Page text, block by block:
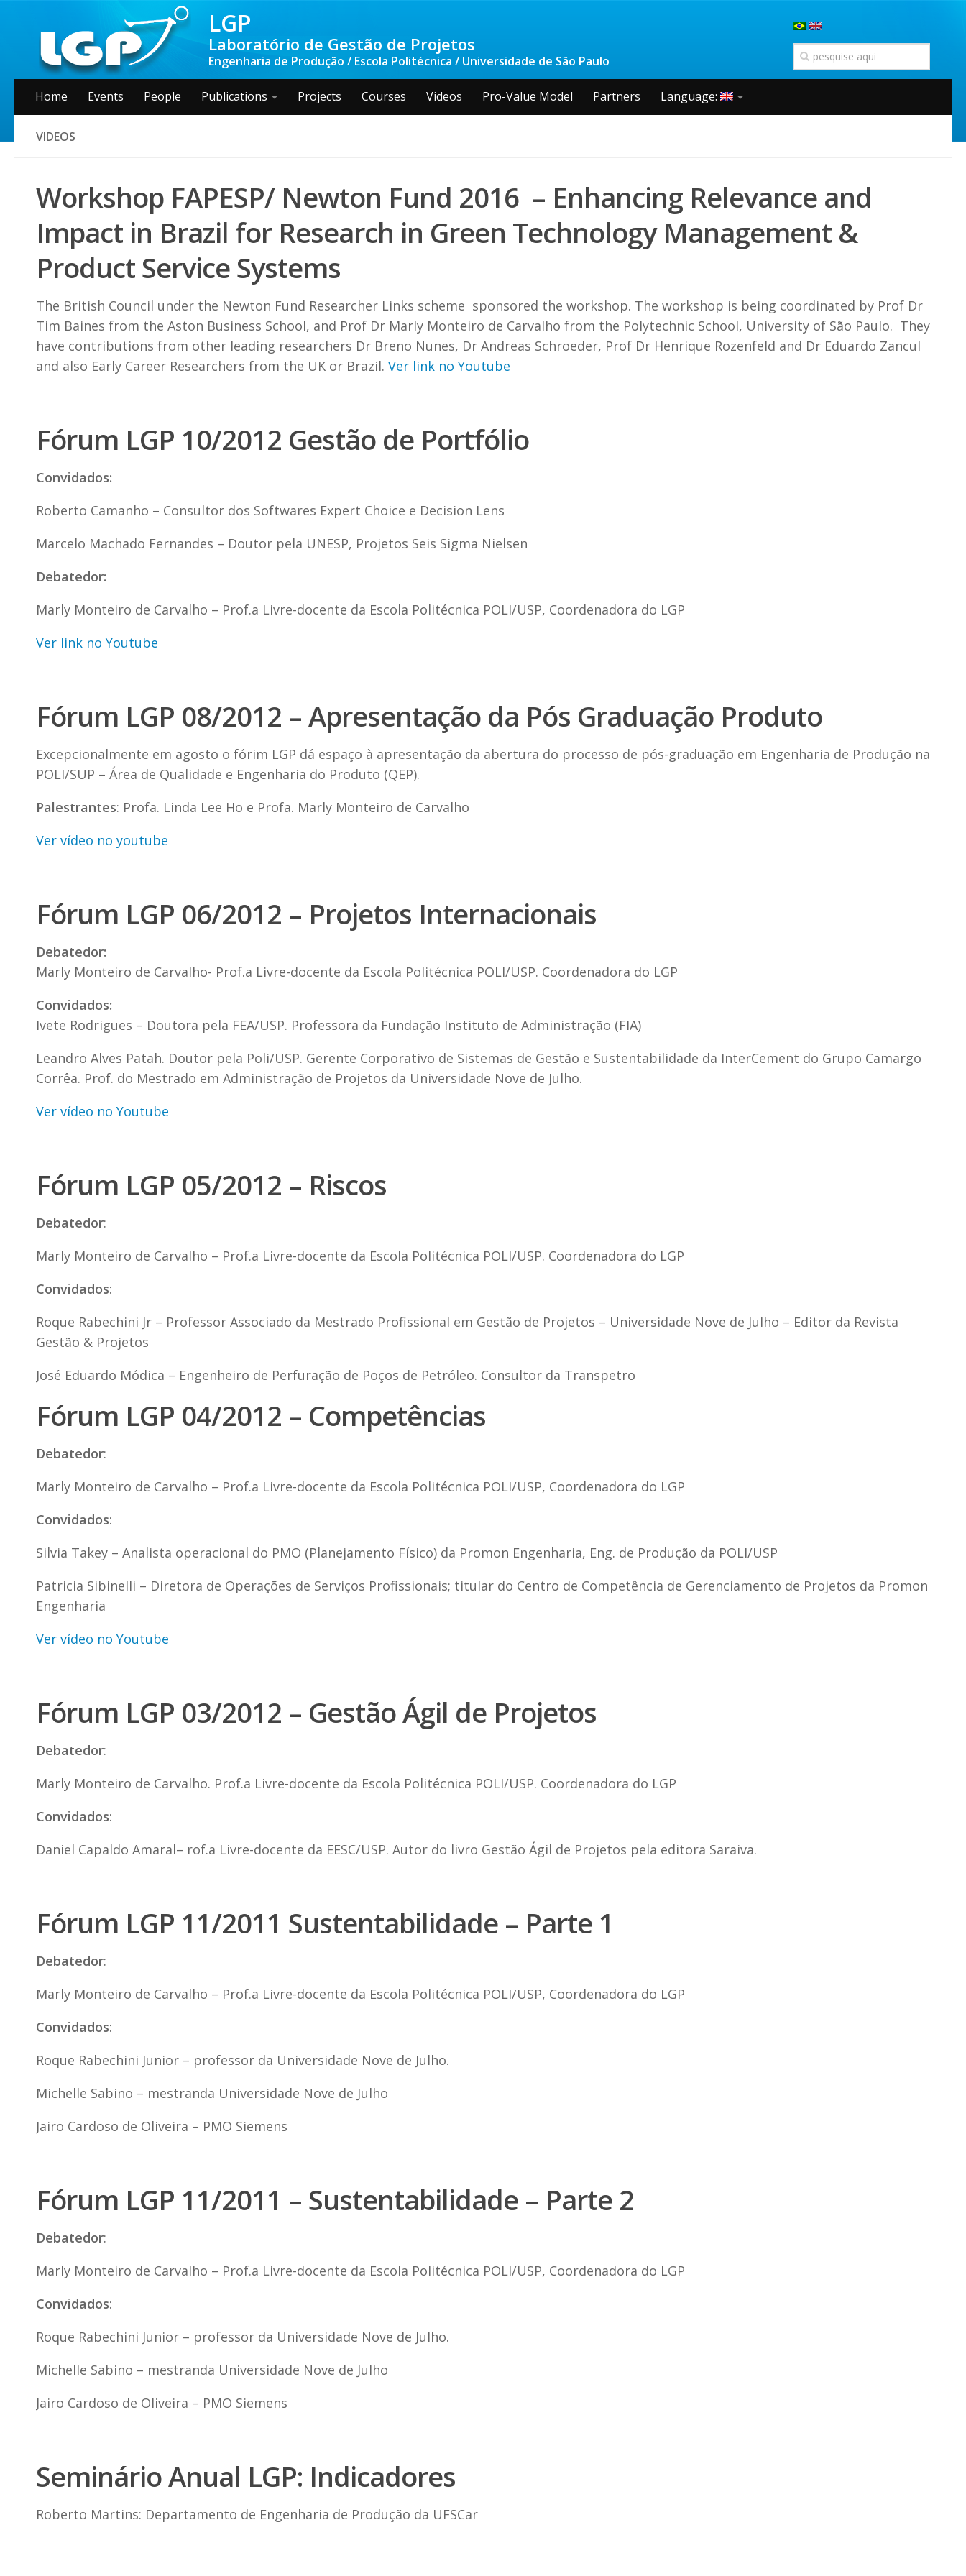
LGP
Laboratório de Gestão de Projetos
Engenharia de Produção / Escola Politécnica / Universidade de São Paulo
Home Events People Publications Projects Courses Videos Pro-Value Model Partners Language:
VIDEOS
Workshop FAPESP/ Newton Fund 2016 – Enhancing Relevance and
Impact in Brazil for Research in Green Technology Management &
Product Service Systems
The British Council under the Newton Fund Researcher Links scheme sponsored the workshop. The workshop is being coordinated by Prof Dr
Tim Baines from the Aston Business School, and Prof Dr Marly Monteiro de Carvalho from the Polytechnic School, University of São Paulo. They
have contributions from other leading researchers Dr Breno Nunes, Dr Andreas Schroeder, Prof Dr Henrique Rozenfeld and Dr Eduardo Zancul
and also Early Career Researchers from the UK or Brazil. Ver link no Youtube
Fórum LGP 10/2012 Gestão de Portfólio
Convidados:
Roberto Camanho – Consultor dos Softwares Expert Choice e Decision Lens
Marcelo Machado Fernandes – Doutor pela UNESP, Projetos Seis Sigma Nielsen
Debatedor:
Marly Monteiro de Carvalho – Prof.a Livre-docente da Escola Politécnica POLI/USP, Coordenadora do LGP
Ver link no Youtube
Fórum LGP 08/2012 – Apresentação da Pós Graduação Produto
Excepcionalmente em agosto o fórim LGP dá espaço à apresentação da abertura do processo de pós-graduação em Engenharia de Produção na
POLI/SUP – Área de Qualidade e Engenharia do Produto (QEP).
Palestrantes: Profa. Linda Lee Ho e Profa. Marly Monteiro de Carvalho
Ver vídeo no youtube
Fórum LGP 06/2012 – Projetos Internacionais
Debatedor:
Marly Monteiro de Carvalho- Prof.a Livre-docente da Escola Politécnica POLI/USP. Coordenadora do LGP
Convidados:
Ivete Rodrigues – Doutora pela FEA/USP. Professora da Fundação Instituto de Administração (FIA)
Leandro Alves Patah. Doutor pela Poli/USP. Gerente Corporativo de Sistemas de Gestão e Sustentabilidade da InterCement do Grupo Camargo
Corrêa. Prof. do Mestrado em Administração de Projetos da Universidade Nove de Julho.
Ver vídeo no Youtube
Fórum LGP 05/2012 – Riscos
Debatedor:
Marly Monteiro de Carvalho – Prof.a Livre-docente da Escola Politécnica POLI/USP. Coordenadora do LGP
Convidados:
Roque Rabechini Jr – Professor Associado da Mestrado Profissional em Gestão de Projetos – Universidade Nove de Julho – Editor da Revista
Gestão & Projetos
José Eduardo Módica – Engenheiro de Perfuração de Poços de Petróleo. Consultor da Transpetro
Fórum LGP 04/2012 – Competências
Debatedor:
Marly Monteiro de Carvalho – Prof.a Livre-docente da Escola Politécnica POLI/USP, Coordenadora do LGP
Convidados:
Silvia Takey – Analista operacional do PMO (Planejamento Físico) da Promon Engenharia, Eng. de Produção da POLI/USP
Patricia Sibinelli – Diretora de Operações de Serviços Profissionais; titular do Centro de Competência de Gerenciamento de Projetos da Promon
Engenharia
Ver vídeo no Youtube
Fórum LGP 03/2012 – Gestão Ágil de Projetos
Debatedor:
Marly Monteiro de Carvalho. Prof.a Livre-docente da Escola Politécnica POLI/USP. Coordenadora do LGP
Convidados:
Daniel Capaldo Amaral– rof.a Livre-docente da EESC/USP. Autor do livro Gestão Ágil de Projetos pela editora Saraiva.
Fórum LGP 11/2011 Sustentabilidade – Parte 1
Debatedor:
Marly Monteiro de Carvalho – Prof.a Livre-docente da Escola Politécnica POLI/USP, Coordenadora do LGP
Convidados:
Roque Rabechini Junior – professor da Universidade Nove de Julho.
Michelle Sabino – mestranda Universidade Nove de Julho
Jairo Cardoso de Oliveira – PMO Siemens
Fórum LGP 11/2011 – Sustentabilidade – Parte 2
Debatedor:
Marly Monteiro de Carvalho – Prof.a Livre-docente da Escola Politécnica POLI/USP, Coordenadora do LGP
Convidados:
Roque Rabechini Junior – professor da Universidade Nove de Julho.
Michelle Sabino – mestranda Universidade Nove de Julho
Jairo Cardoso de Oliveira – PMO Siemens
Seminário Anual LGP: Indicadores
Roberto Martins: Departamento de Engenharia de Produção da UFSCar